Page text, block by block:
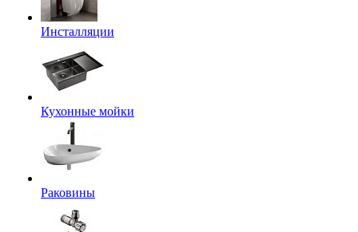
Инсталляции
Кухонные мойки
Раковины